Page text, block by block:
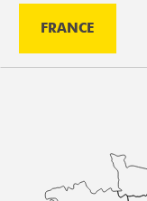
FRANCE